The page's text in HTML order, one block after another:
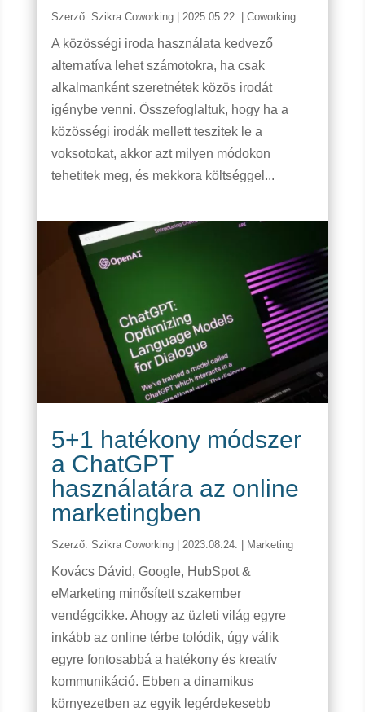
Szerző: Szikra Coworking| 2025.05.22. Coworking
A közösségi iroda használata kedvező
alternatíva lehet számotokra, ha csak
alkalmanként szeretnétek közös irodát
igénybe venni. Összefoglaltuk, hogy ha a
közösségi irodák mellett teszitek le a
voksotokat, akkor azt milyen módokon
tehetitek meg, és mekkora költséggel...
5+1 hatékony módszer
a ChatGPT
használatára az online
marketingben
Szerző: Szikra Coworking| 2023.08.24. Marketing
Kovács Dávid, Google, HubSpot &
eMarketing minősített szakember
vendégcikke. Ahogy az üzleti világ egyre
inkább az online térbe tolódik, úgy válik
egyre fontosabbá a hatékony és kreatív
kommunikáció. Ebben a dinamikus
környezetben az egyik legérdekesebb